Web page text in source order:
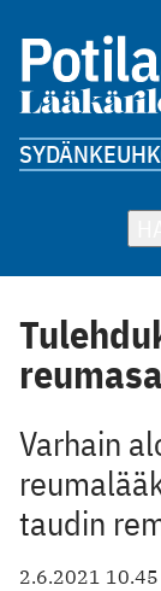
SYDÄN
Varhain
taudin
2.6.2021 10.45